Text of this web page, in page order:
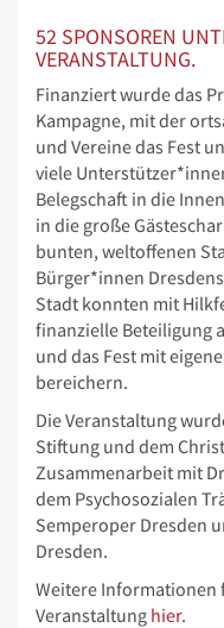
52 SPONSOREN
VERANSTALTUNG.
Finanziert wurde das
Kampagne, mit der
und Vereine das Fest
viele
Belegschaft in die
in die große
bunten, weltoffenen
Bürger*innen
Stadt konnten mit
finanzielle Beteiligung
und das Fest mit
bereichern.
Die Veranstaltung
Stiftung und dem
Zusammenarbeit mit
dem Psychosozialen
Semperoper Dresden
Dresden.
Weitere Informationen
Veranstaltung hier.